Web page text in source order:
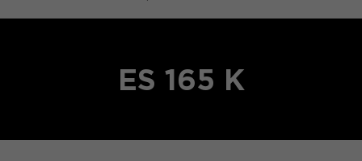
ES 165 K